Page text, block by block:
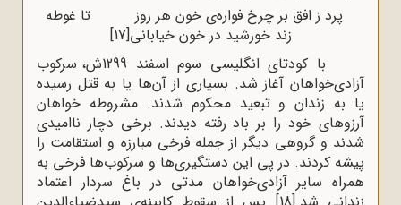
پرد ز افق بر چرخ فواره‌ی خون هر روز تا غوطه
زند خورشید در خون خیابانی[17]
با کودتای انگلیسی سوم اسفند 1299ش، سرکوب
آزادی‌خواهان آغاز شد. بسیاری از آن‌ها یا به قتل رسیده
یا به زندان و تبعید محکوم شدند. مشروطه خواهان
آرزوهای خود را بر باد رفته دیدند. برخی دچار ناامیدی
شدند و گروهی دیگر از جمله فرخی مبارزه و استقامت را
پیشه کردند. در پی این دستگیری‌ها و سرکوب‌ها فرخی به
همراه سایر آزادی‌خواهان مدتی در باغ سردار اعتماد